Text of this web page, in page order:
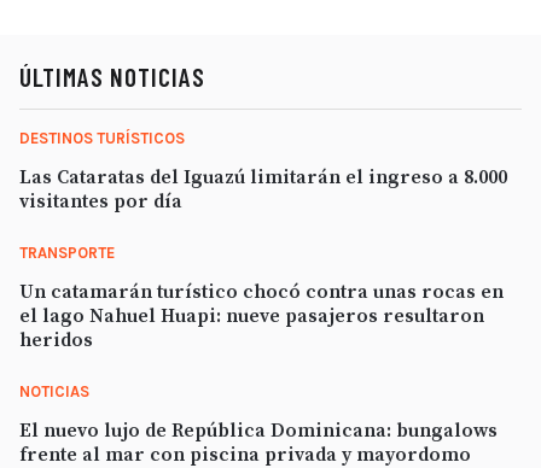
ÚLTIMAS NOTICIAS
DESTINOS TURÍSTICOS
Las Cataratas del Iguazú limitarán el ingreso a 8.000
visitantes por día
TRANSPORTE
Un catamarán turístico chocó contra unas rocas en
el lago Nahuel Huapi: nueve pasajeros resultaron
heridos
NOTICIAS
El nuevo lujo de República Dominicana: bungalows
frente al mar con piscina privada y mayordomo